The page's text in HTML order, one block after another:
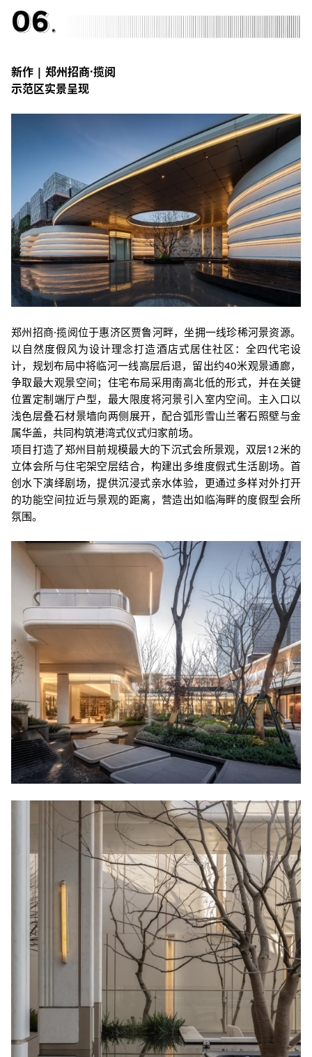
新作 | 郑州招商·揽阅
示范区实景呈现
郑州招商·揽阅位于惠济区贾鲁河畔，坐拥一线珍稀河景资源。
以自然度假风为设计理念打造酒店式居住社区：全四代宅设
计，规划布局中将临河一线高层后退，留出约40米观景通廊，
争取最大观景空间；住宅布局采用南高北低的形式，并在关键
位置定制端厅户型，最大限度将河景引入室内空间。主入口以
浅色层叠石材景墙向两侧展开，配合弧形雪山兰奢石照壁与金
属华盖，共同构筑港湾式仪式归家前场。
项目打造了郑州目前规模最大的下沉式会所景观，双层12米的
立体会所与住宅架空层结合，构建出多维度假式生活剧场。首
创水下演绎剧场，提供沉浸式亲水体验，更通过多样对外打开
的功能空间拉近与景观的距离，营造出如临海畔的度假型会所
氛围。